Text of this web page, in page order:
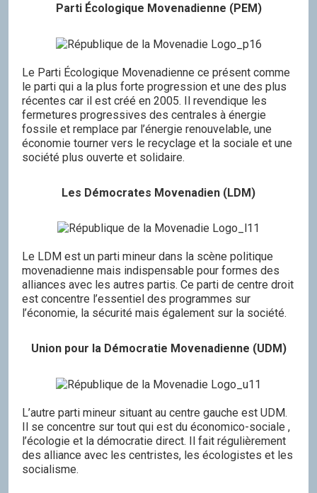
Parti Écologique Movenadienne (PEM)
Le Parti Écologique Movenadienne ce présent comme
le parti qui a la plus forte progression et une des plus
récentes car il est créé en 2005. Il revendique les
fermetures progressives des centrales à énergie
fossile et remplace par l’énergie renouvelable, une
économie tourner vers le recyclage et la sociale et une
société plus ouverte et solidaire.
Les Démocrates Movenadien (LDM)
Le LDM est un parti mineur dans la scène politique
movenadienne mais indispensable pour formes des
alliances avec les autres partis. Ce parti de centre droit
est concentre l’essentiel des programmes sur
l’économie, la sécurité mais également sur la société.
Union pour la Démocratie Movenadienne (UDM)
L’autre parti mineur situant au centre gauche est UDM.
Il se concentre sur tout qui est du économico-sociale ,
l’écologie et la démocratie direct. Il fait régulièrement
des alliance avec les centristes, les écologistes et les
socialisme.